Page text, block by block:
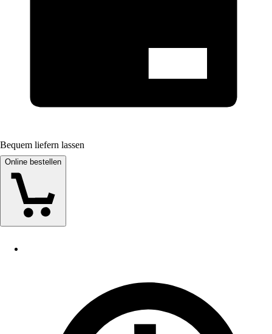
Bequem liefern lassen
Online bestellen